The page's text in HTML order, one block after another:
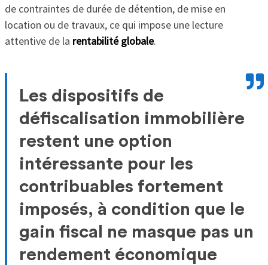
de contraintes de durée de détention, de mise en
location ou de travaux, ce qui impose une lecture
attentive de la rentabilité globale.
Les dispositifs de
défiscalisation immobilière
restent une option
intéressante pour les
contribuables fortement
imposés, à condition que le
gain fiscal ne masque pas un
rendement économique